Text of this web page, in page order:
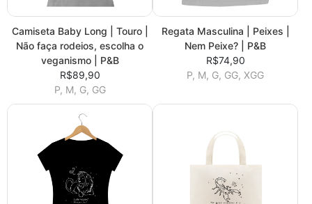
Camiseta Baby Long | Touro |
Não faça rodeios, escolha o
veganismo | P&B
R$89,90
P, M, G, GG
Regata Masculina | Peixes |
Nem Peixe? | P&B
R$74,90
P, M, G, GG, XGG